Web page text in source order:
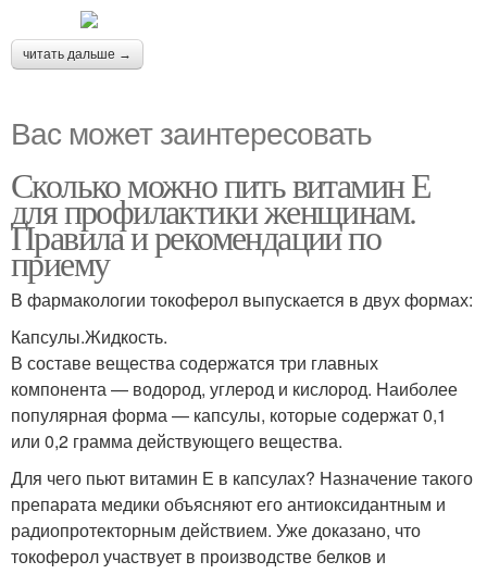
читать дальше →
Вас может заинтересовать
Сколько можно пить витамин Е
для профилактики женщинам.
Правила и рекомендации по
приему
В фармакологии токоферол выпускается в двух формах:
Капсулы.Жидкость.
В составе вещества содержатся три главных
компонента — водород, углерод и кислород. Наиболее
популярная форма — капсулы, которые содержат 0,1
или 0,2 грамма действующего вещества.
Для чего пьют витамин Е в капсулах? Назначение такого
препарата медики объясняют его антиоксидантным и
радиопротекторным действием. Уже доказано, что
токоферол участвует в производстве белков и